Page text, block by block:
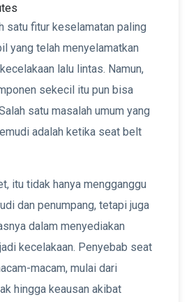
satu fitur keselamatan paling
yang telah menyelamatkan
lalu lintas. Namun,
sekecil itu pun bisa
satu masalah umum yang
adalah ketika seat belt
itu tidak hanya mengganggu
dan penumpang, tetapi juga
dalam menyediakan
kecelakaan. Penyebab seat
macam, mulai dari
hingga keausan akibat